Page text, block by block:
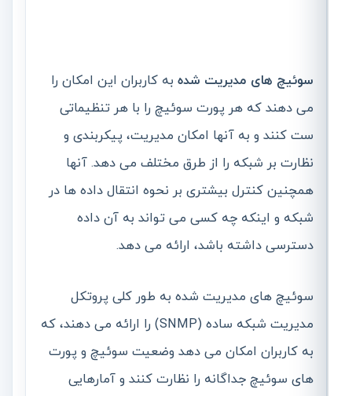
سوئیچ های مدیریت شده به کاربران این امکان را
می دهند که هر پورت سوئیچ را با هر تنظیماتی
ست کنند و به آنها امکان مدیریت، پیکربندی و
نظارت بر شبکه را از طرق مختلف می دهد. آنها
همچنین کنترل بیشتری بر نحوه انتقال داده ها در
شبکه و اینکه چه کسی می تواند به آن داده
دسترسی داشته باشد، ارائه می دهد.
سوئیچ های مدیریت شده به طور کلی پروتکل
مدیریت شبکه ساده (SNMP) را ارائه می دهند، که
به کاربران امکان می دهد وضعیت سوئیچ و پورت
های سوئیچ جداگانه را نظارت کنند و آمارهایی